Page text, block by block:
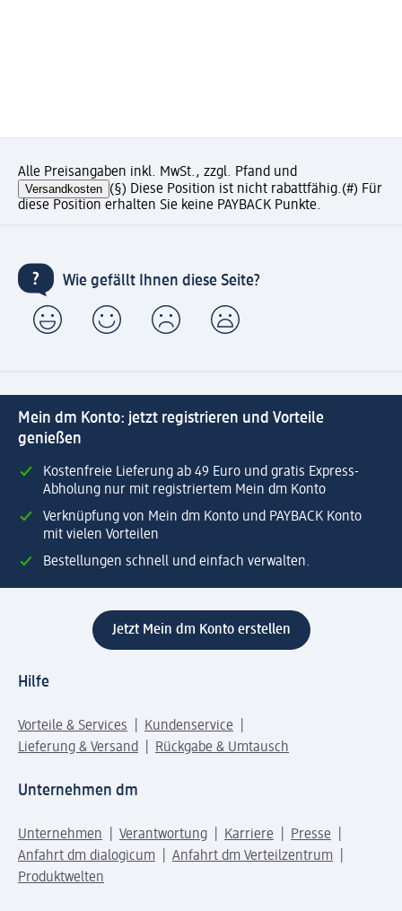
Alle Preisangaben inkl. MwSt., zzgl. Pfand und
Versandkosten (§) Diese Position ist nicht rabattfähig.(#) Für
diese Position erhalten Sie keine PAYBACK Punkte.
Wie gefällt Ihnen diese Seite?
Mein dm Konto: jetzt registrieren und Vorteile
genießen
Kostenfreie Lieferung ab 49 Euro und gratis Express-
Abholung nur mit registriertem Mein dm Konto
Verknüpfung von Mein dm Konto und PAYBACK Konto
mit vielen Vorteilen
Bestellungen schnell und einfach verwalten.
Jetzt Mein dm Konto erstellen
Hilfe
Vorteile & Services
Kundenservice
Lieferung & Versand
Rückgabe & Umtausch
Unternehmen dm
Unternehmen Verantwortung Karriere
Presse
Anfahrt dm dialogicum
Anfahrt dm Verteilzentrum
Produktwelten